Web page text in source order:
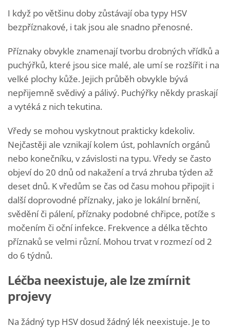
I když po většinu doby zůstávají oba typy HSV
bezpříznakové, i tak jsou ale snadno přenosné.
Příznaky obvykle znamenají tvorbu drobných vřídků a
puchýřků, které jsou sice malé, ale umí se rozšířit i na
velké plochy kůže. Jejich průběh obvykle bývá
nepřijemně svědivý a pálivý. Puchýřky někdy praskají
a vytéká z nich tekutina.
Vředy se mohou vyskytnout prakticky kdekoliv.
Nejčastěji ale vznikají kolem úst, pohlavních orgánů
nebo konečníku, v závislosti na typu. Vředy se často
objeví do 20 dnů od nakažení a trvá zhruba týden až
deset dnů. K vředům se čas od času mohou připojit i
další doprovodné příznaky, jako je lokální brnění,
svědění či pálení, příznaky podobné chřipce, potíže s
močením či oční infekce. Frekvence a délka těchto
příznaků se velmi různí. Mohou trvat v rozmezí od 2
do 6 týdnů.
Léčba neexistuje, ale lze zmírnit
projevy
Na žádný typ HSV dosud žádný lék neexistuje. Je to